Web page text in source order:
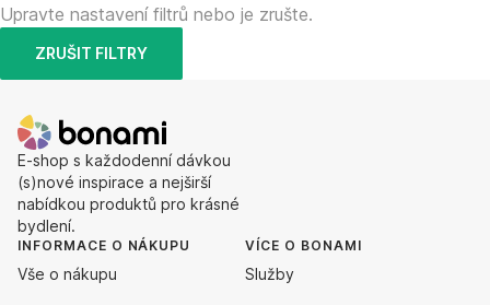
Upravte nastavení filtrů nebo je zrušte.
ZRUŠIT FILTRY
E-shop s každodenní dávkou
(s)nové inspirace a nejširší
nabídkou produktů pro krásné
bydlení.
INFORMACE O NÁKUPU
Vše o nákupu
VÍCE O BONAMI
Služby